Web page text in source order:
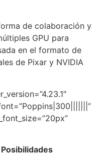
de colaboración y
GPU para
en el formato de
de Pixar y NVIDIA